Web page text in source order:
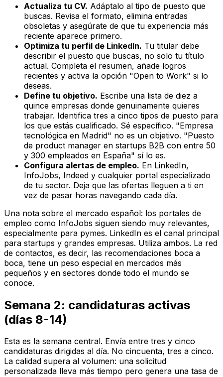
Actualiza tu CV. Adáptalo al tipo de puesto que
buscas. Revisa el formato, elimina entradas
obsoletas y asegúrate de que tu experiencia más
reciente aparece primero.
Optimiza tu perfil de LinkedIn. Tu titular debe
describir el puesto que buscas, no solo tu título
actual. Completa el resumen, añade logros
recientes y activa la opción "Open to Work" si lo
deseas.
Define tu objetivo. Escribe una lista de diez a
quince empresas donde genuinamente quieres
trabajar. Identifica tres a cinco tipos de puesto para
los que estás cualificado. Sé específico. "Empresa
tecnológica en Madrid" no es un objetivo. "Puesto
de product manager en startups B2B con entre 50
y 300 empleados en España" sí lo es.
Configura alertas de empleo. En LinkedIn,
InfoJobs, Indeed y cualquier portal especializado
de tu sector. Deja que las ofertas lleguen a ti en
vez de pasar horas navegando cada día.
Una nota sobre el mercado español: los portales de
empleo como InfoJobs siguen siendo muy relevantes,
especialmente para pymes. LinkedIn es el canal principal
para startups y grandes empresas. Utiliza ambos. La red
de contactos, es decir, las recomendaciones boca a
boca, tiene un peso especial en mercados más
pequeños y en sectores donde todo el mundo se
conoce.
Semana 2: candidaturas activas
(días 8-14)
Esta es la semana central. Envía entre tres y cinco
candidaturas dirigidas al día. No cincuenta, tres a cinco.
La calidad supera al volumen: una solicitud
personalizada lleva más tiempo pero genera una tasa de